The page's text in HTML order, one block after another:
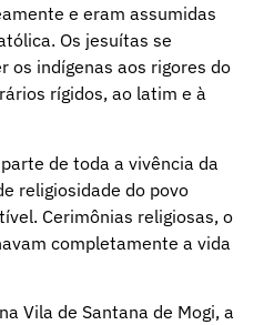
e eram assumidas
Os jesuítas se
os indígenas aos rigores do
rígidos, ao latim e à
de toda a vivência da
religiosidade do povo
Cerimônias religiosas, o
completamente a vida
Vila de Santana de Mogi, a